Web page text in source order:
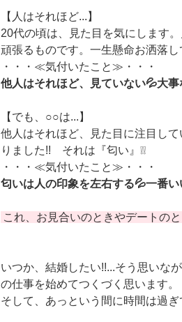
【人はそれほど...】
20代の頃は、見た目を気にします
頑張るものです。一生懸命お洒落
・・・≪気付いたこと≫・・・
他人はそれほど、見ていない💦大事
【でも、○○は...】
他人はそれほど、見た目に注目し
りました!! それは『匂い』❕❕
・・・≪気付いたこと≫・・・
匂いは人の印象を左右する💦一番
これ、お見合いのときやデートの
いつか、結婚したい!!...そう思いな
の仕事を始めてつくづく思います。
そして、あっという間に時間は過ぎ